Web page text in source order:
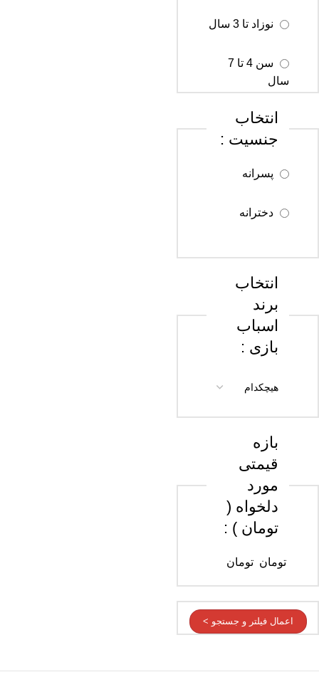
سن 4 تا 7
سال
سال
انتخاب
جنسیت :
انتخاب
برند
اسباب
بازی :
بازه
قیمتی
مورد
دلخواه (
تومان ) :
تومان تومان
اعمال فیلتر و جستجو >